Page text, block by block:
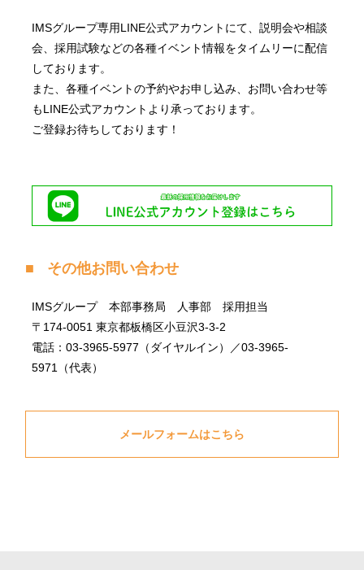
IMSグループ専用LINE公式アカウントにて、説明会や相談
会、採用試験などの各種イベント情報をタイムリーに配信
しております。
また、各種イベントの予約やお申し込み、お問い合わせ等
もLINE公式アカウントより承っております。
ご登録お待ちしております！
その他お問い合わせ
IMSグループ 本部事務局 人事部 採用担当
〒174-0051 東京都板橋区小豆沢3-3-2
電話：03-3965-5977（ダイヤルイン）／03-3965-
5971（代表）
メールフォームはこちら